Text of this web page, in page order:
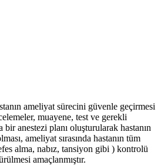
ameliyat sürecini güvenle geçirmesi
muayene, test ve gerekli
anestezi planı oluşturularak hastanın
ameliyat sırasında hastanın tüm
alma, nabız, tansiyon gibi ) kontrolü
amaçlanmıştır.